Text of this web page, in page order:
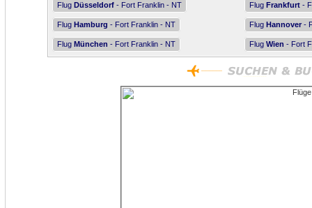
Flug Düsseldorf - Fort Franklin - NT Flug Frankfurt -
Flug Hamburg - Fort Franklin - NT Flug Hannover -
Flug München - Fort Franklin - NT Flug Wien - Fort